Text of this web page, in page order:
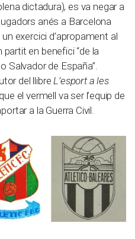
dictadura), es va negar a
anés a Barcelona
exercici d’apropament al
partit en benefici “de la
Salvador de España”.
del llibreL’esport a les
el vermell va ser l’equip de
a la Guerra Civil.